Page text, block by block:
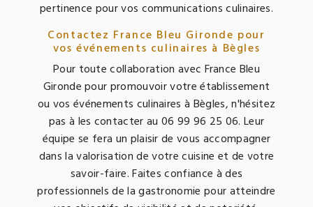
pertinence pour vos communications culinaires.
Contactez France Bleu Gironde pour
vos événements culinaires à Bègles
Pour toute collaboration avec France Bleu
Gironde pour promouvoir votre établissement
ou vos événements culinaires à Bègles, n'hésitez
pas à les contacter au 06 99 96 25 06. Leur
équipe se fera un plaisir de vous accompagner
dans la valorisation de votre cuisine et de votre
savoir-faire. Faites confiance à des
professionnels de la gastronomie pour atteindre